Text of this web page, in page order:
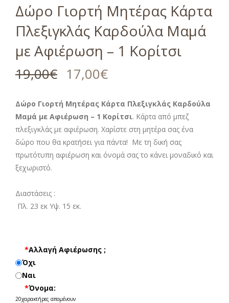
Δώρο Γιορτή Μητέρας Κάρτα
Πλεξιγκλάς Καρδούλα Μαμά
με Αφιέρωση – 1 Κορίτσι
19,00€ 17,00€
Δώρο Γιορτή Μητέρας Κάρτα Πλεξιγκλάς Καρδούλα
Μαμά με Αφιέρωση – 1 Κορίτσι. Κάρτα από μπεζ
πλεξιγκλάς με αφιέρωση. Χαρίστε στη μητέρα σας ένα
δώρο που θα κρατήσει για πάντα! Με τη δική σας
πρωτότυπη αφιέρωση και όνομά σας το κάνει μοναδικό και
ξεχωριστό.
Διαστάσεις :
Πλ. 23 εκ Υψ. 15 εκ.
*Αλλαγή Αφιέρωσης ;
Όχι
Ναι
*Όνομα:
20χαρακτήρες απομένουν